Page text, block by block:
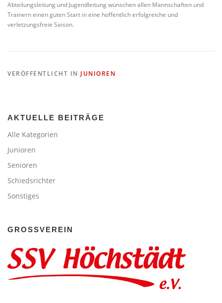
Abteilungsleitung und Jugendleitung wünschen allen Mannschaften und
Trainern einen guten Start in eine hoffentlich erfolgreiche und
verletzungsfreie Saison.
VERÖFFENTLICHT IN JUNIOREN
AKTUELLE BEITRÄGE
Alle Kategorien
Junioren
Senioren
Schiedsrichter
Sonstiges
GROSSVEREIN